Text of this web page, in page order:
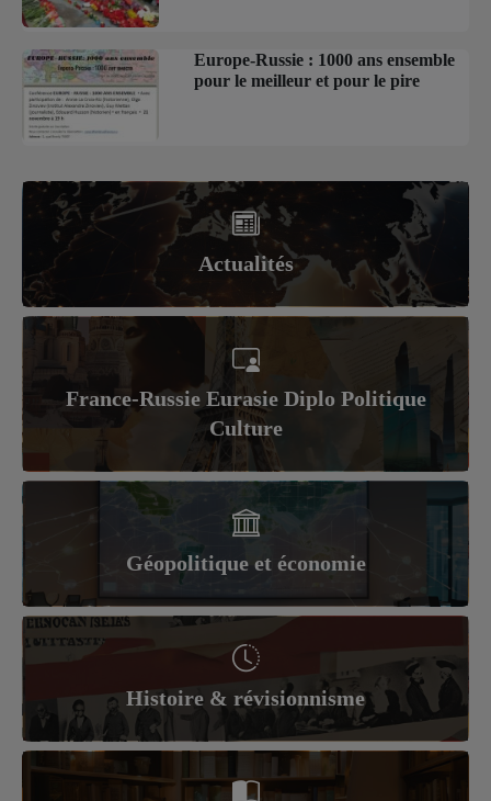
Europe-Russie : 1000 ans ensemble
pour le meilleur et pour le pire
Actualités
France-Russie Eurasie Diplo Politique
Culture
Géopolitique et économie
Histoire & révisionnisme